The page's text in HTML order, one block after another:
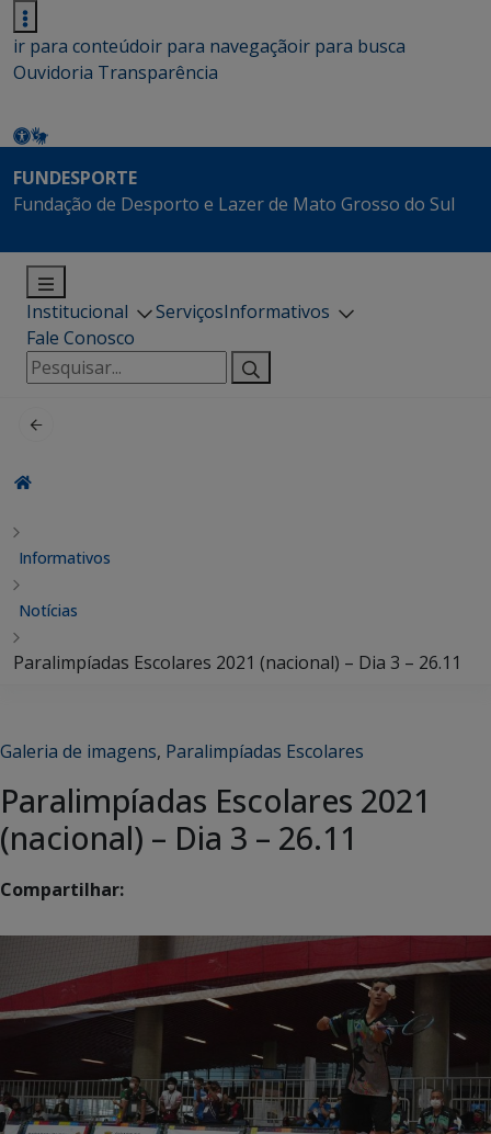
ir para conteúdoir para navegaçãoir para busca
Ouvidoria Transparência
FUNDESPORTE
Fundação de Desporto e Lazer de Mato Grosso do Sul
Institucional ServiçosInformativos
Fale Conosco
Pesquisar
por:
Informativos
Notícias
Paralimpíadas Escolares 2021 (nacional) – Dia 3 – 26.11
Galeria de imagens, Paralimpíadas Escolares
Paralimpíadas Escolares 2021
(nacional) – Dia 3 – 26.11
Compartilhar: